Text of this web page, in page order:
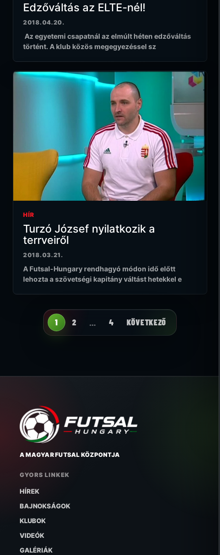
Edzőváltás az ELTE-nél!
2018.04.20.
Az egyetemi csapatnál az elmúlt héten edzőváltás
történt. A klub közös megegyezéssel sz
HÍR
Turzó József nyilatkozik a
terrveiről
2018.03.21.
A Futsal-Hungary rendhagyó módon idő előtt
lehozta a szövetségi kapitány váltást hetekkel e
1 2 … 4 KÖVETKEZŐ
A MAGYAR FUTSAL KÖZPONTJA
GYORS LINKEK
HÍREK
BAJNOKSÁGOK
KLUBOK
VIDEÓK
GALÉRIÁK